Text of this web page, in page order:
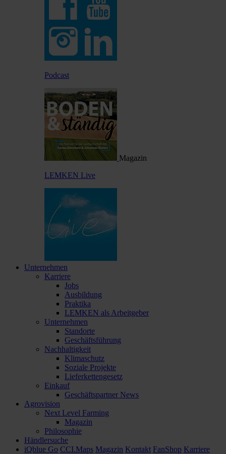
Podcast
Magazin
LEMKEN Live
Unternehmen
Karriere
Jobs
Ausbildung
Praktika
LEMKEN als Arbeitgeber
Unternehmen
Standorte
Geschäftsführung
Nachhaltigkeit
Klimaschutz
Soziale Projekte
Lieferkettengesetz
Einkauf
Geschäftspartner News
Agrovision
Next Level Farming
Magazin
Philosophie
Händlersuche
iQblue Go CCI.Maps Magazin Kontakt FanShop Karriere